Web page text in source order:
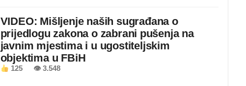
VIDEO: Mišljenje naših sugrađana o
prijedlogu zakona o zabrani pušenja na
javnim mjestima i u ugostiteljskim
objektima u FBiH
125 👁 3.548